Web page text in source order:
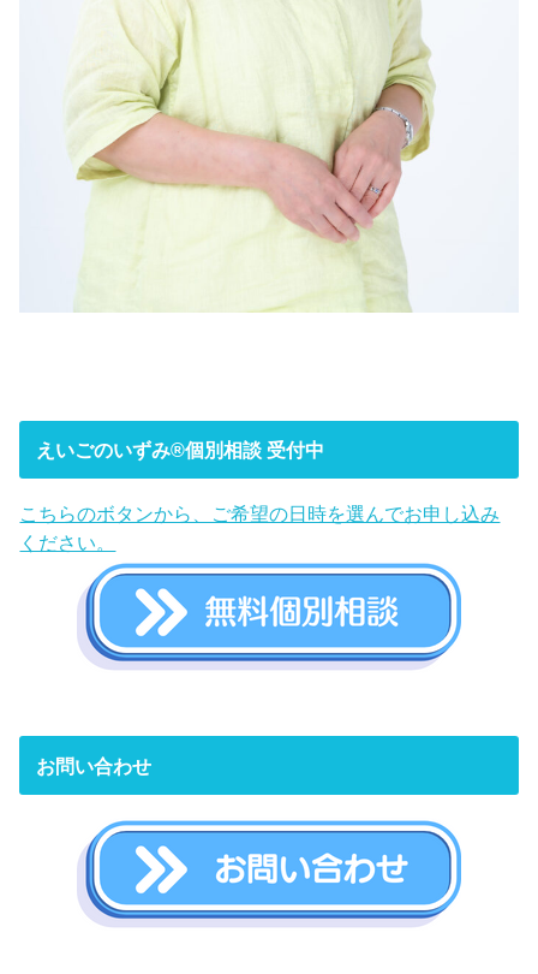
えいごのいずみ®︎個別相談 受付中
こちらのボタンから、ご希望の日時を選んでお申し込み
ください。
お問い合わせ